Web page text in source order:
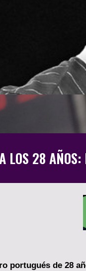
LOS 28 AÑOS:
portugués de 28